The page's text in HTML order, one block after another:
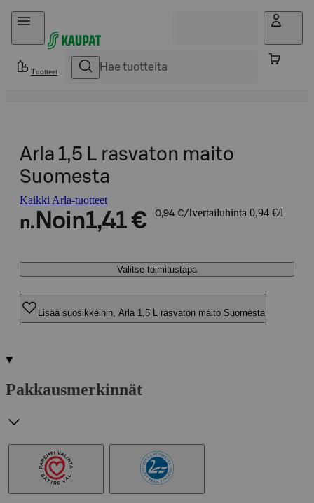
Hyppää sisältöön
Tuotteet
Arla 1,5 L rasvaton maito
Suomesta
Kaikki Arla-tuotteet
n. Noin1,41 € 0,94 €/l vertailuhinta 0,94 €/l
Valitse toimitustapa
Lisää suosikkeihin, Arla 1,5 L rasvaton maito Suomesta
Pakkausmerkinnät